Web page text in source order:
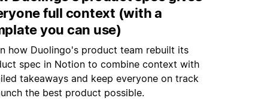
full context (with a
you can use)
how Duolingo's product team rebuilt its
spec in Notion to combine context with
takeaways and keep everyone on track
the best product possible.